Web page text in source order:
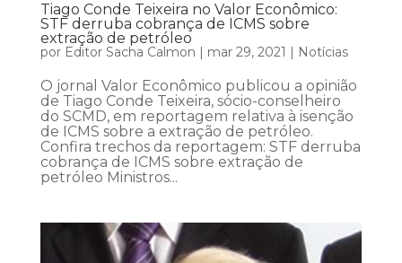
Tiago Conde Teixeira no Valor Econômico:
STF derruba cobrança de ICMS sobre
extração de petróleo
por Editor Sacha Calmon mar 29, 2021 Notícias
O jornal Valor Econômico publicou a opinião
de Tiago Conde Teixeira, sócio-conselheiro
do SCMD, em reportagem relativa à isenção
de ICMS sobre a extração de petróleo.
Confira trechos da reportagem: STF derruba
cobrança de ICMS sobre extração de
petróleo Ministros...